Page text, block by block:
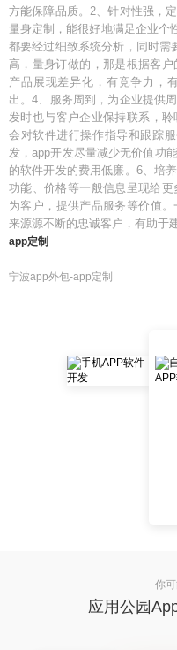
方能保障品质。2、针对性强，
量身定制，能很好地满足企业个
都要经过细致系统分析，同时需
高，量身订做的，那是根据客
产品展现差异化，有竞争力，
出。4、服务周到，为企业提供
发时也与客户企业保持联系，
会对软件进行操作指导和跟踪
发，app开发尽量减少无价值功
的软件开发的费用低廉。6、培
功能、价格等一般信息呈现给
为客户，提供产品服务等价值
来源源不断的忠诚客户，有助于
app定制
宁波app外包-app定制
你
应用公园